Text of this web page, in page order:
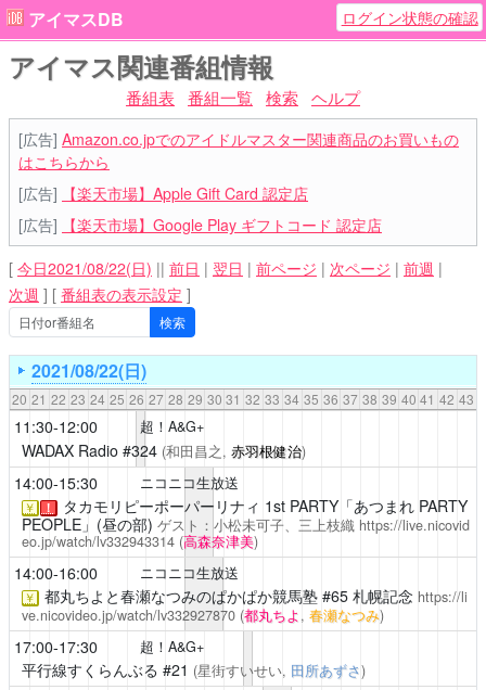
アイマスDB ログイン状態の確認
アイマス関連番組情報
番組表 番組一覧 検索 ヘルプ
[広告] Amazon.co.jpでのアイドルマスター関連商品のお買いもの
はこちらから
[広告]
【楽天市場】Apple Gift Card 認定店
[広告]
【楽天市場】Google Play ギフトコード 認定店
[ 今日2021/08/22(日) || 前日 | 翌日 | 前ページ | 次ページ | 前週 |
次週 ] [ 番組表の表示設定 ]
2021/08/22(日)
20 21 22 23 24 25 26 27 28 29 30 31 32 33 34 35 36 37 38 39 40 41 42 43
11:30-12:00 超！A&G+
WADAX Radio#324 (和田昌之, 赤羽根健治)
14:00-15:30 ニコニコ生放送
￥ ！ タカモリピーポーパーリナィ 1st PARTY「あつまれ PARTY
PEOPLE」(昼の部) ゲスト：小松未可子、三上枝織 https://live.nicovid
eo.jp/watch/lv332943314 (高森奈津美)
14:00-16:00 ニコニコ生放送
￥ 都丸ちよと春瀬なつみのぱかぱか競馬塾#65 札幌記念 https://li
ve.nicovideo.jp/watch/lv332927870 (都丸ちよ, 春瀬なつみ)
17:00-17:30 超！A&G+
平行線すくらんぶる #21 (星街すいせい, 田所あずさ)